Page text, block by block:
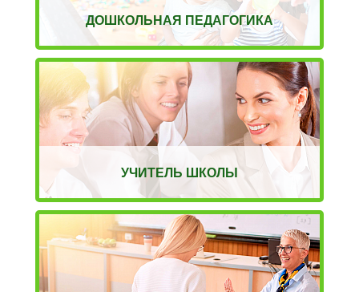
ДОШКОЛЬНАЯ ПЕДАГОГИКА
УЧИТЕЛЬ ШКОЛЫ